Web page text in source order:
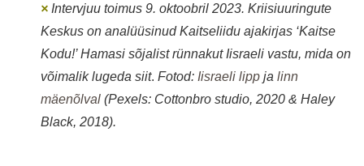
× Intervjuu toimus 9. oktoobril 2023. Kriisiuuringute
Keskus on analüüsinud Kaitseliidu ajakirjas ‘Kaitse
Kodu!’ Hamasi sõjalist rünnakut Iisraeli vastu, mida on
võimalik lugeda siit. Fotod: Iisraeli lipp ja linn
mäenõlval (Pexels: Cottonbro studio, 2020 & Haley
Black, 2018).